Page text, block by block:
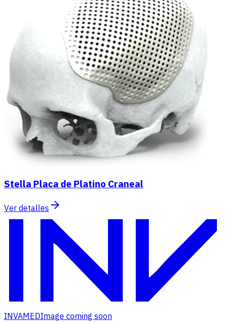
Stella Placa de Platino Craneal
Ver detalles
INVAMEDImage coming soon